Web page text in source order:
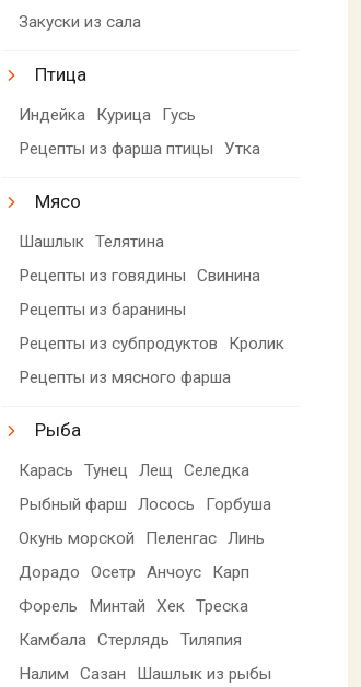
Закуски из сала
Птица
Индейка Курица
Гусь
Рецепты из фарша птицы
Утка
Мясо
Шашлык Телятина
Рецепты из говядины
Свинина
Рецепты из баранины
Рецепты из субпродуктов
Кролик
Рецепты из мясного фарша
Рыба
Карась Тунец Лещ
Селедка
Рыбный фарш
Лосось
Горбуша
Окунь морской
Пеленгас Линь
Дорадо
Осетр Анчоус
Карп
Форель
Минтай Хек Треска
Камбала Стерлядь
Тиляпия
Налим
Сазан
Шашлык из рыбы